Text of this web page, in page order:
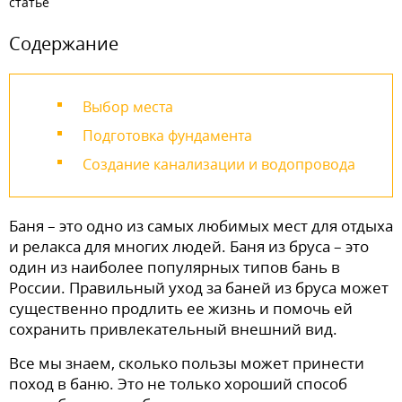
Содержание
Выбор места
Подготовка фундамента
Создание канализации и водопровода
Баня – это одно из самых любимых мест для отдыха
и релакса для многих людей. Баня из бруса – это
один из наиболее популярных типов бань в
России. Правильный уход за баней из бруса может
существенно продлить ее жизнь и помочь ей
сохранить привлекательный внешний вид.
Все мы знаем, сколько пользы может принести
поход в баню. Это не только хороший способ